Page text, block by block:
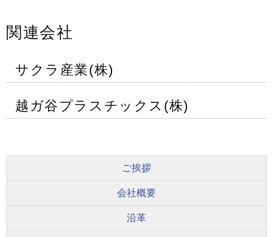
関連会社
サクラ産業(株)
越ガ谷プラスチックス(株)
ご挨拶
会社概要
沿革